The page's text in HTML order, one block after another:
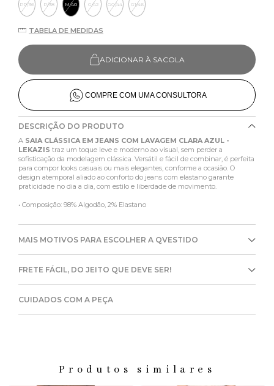
PP/36 P/38 M/40 G/42 GG/44 G1/46
TABELA DE MEDIDAS
ADICIONAR À SACOLA
COMPRE COM UMA CONSULTORA
DESCRIÇÃO DO PRODUTO
A SAIA CLÁSSICA EM JEANS COM LAVAGEM CLARA AZUL -
LEKAZIS traz um toque leve e moderno ao visual, sem perder a
sofisticação da modelagem clássica. Versátil e fácil de combinar, é perfeita
para compor looks casuais ou mais elegantes, conforme a ocasião. O
design atemporal aliado ao conforto do jeans com elastano garante
praticidade no dia a dia, com estilo e liberdade de movimento.
• Composição: 98% Algodão, 2% Elastano
MAIS MOTIVOS PARA ESCOLHER A QVESTIDO
FRETE FÁCIL, DO JEITO QUE DEVE SER!
CUIDADOS COM A PEÇA
Produtos similares